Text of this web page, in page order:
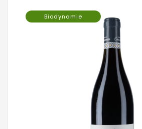
Biodynamie